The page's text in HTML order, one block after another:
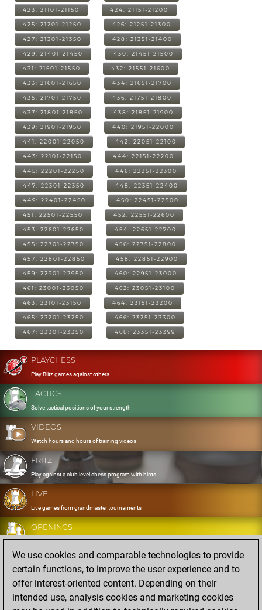
423: 21101-21150 424: 21151-21200
425: 21201-21250 426: 21251-21300
427: 21301-21350 428: 21351-21400
429: 21401-21450 430: 21451-21500
431: 21501-21550 432: 21551-21600
433: 21601-21650 434: 21651-21700
435: 21701-21750 436: 21751-21800
437: 21801-21850 438: 21851-21900
439: 21901-21950 440: 21951-22000
441: 22001-22050 442: 22051-22100
443: 22101-22150 444: 22151-22200
445: 22201-22250 446: 22251-22300
447: 22301-22350 448: 22351-22400
449: 22401-22450 450: 22451-22500
451: 22501-22550 452: 22551-22600
453: 22601-22650 454: 22651-22700
455: 22701-22750 456: 22751-22800
457: 22801-22850 458: 22851-22900
459: 22901-22950 460: 22951-23000
461: 23001-23050 462: 23051-23100
463: 23101-23150 464: 23151-23200
465: 23201-23250 466: 23251-23300
467: 23301-23350 468: 23351-23399
PLAYCHESS
Play Blitz games against others
TACTICS
Solve tactical positions of your strength
VIDEOS
Watch hours and hours of training videos
FRITZ
Play against a club level chess program with hints
LIVE
Live games from grandmaster tournaments
OPENINGS
Develop and exercise your openings
DATABASE
Eight million strong games
MYGAMES
Store and analyse your own games in the cloud
We use cookies and comparable technologies to provide
certain functions, to improve the user experience and to
offer interest-oriented content. Depending on their
intended use, analysis cookies and marketing cookies